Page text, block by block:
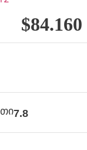
$84.160
7.8